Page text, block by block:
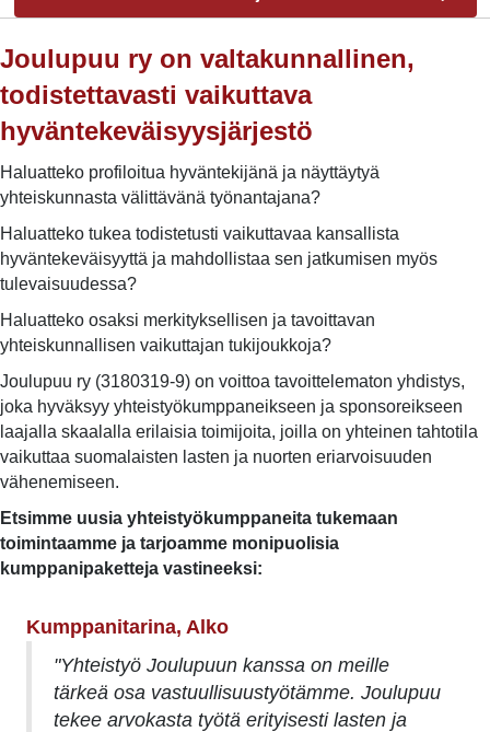
Joulupuu ry on valtakunnallinen,
todistettavasti vaikuttava
hyväntekeväisyysjärjestö
Haluatteko profiloitua hyväntekijänä ja näyttäytyä
yhteiskunnasta välittävänä työnantajana?
Haluatteko tukea todistetusti vaikuttavaa kansallista
hyväntekeväisyyttä ja mahdollistaa sen jatkumisen myös
tulevaisuudessa?
Haluatteko osaksi merkityksellisen ja tavoittavan
yhteiskunnallisen vaikuttajan tukijoukkoja?
Joulupuu ry (3180319-9) on voittoa tavoittelematon yhdistys,
joka hyväksyy yhteistyökumppaneikseen ja sponsoreikseen
laajalla skaalalla erilaisia toimijoita, joilla on yhteinen tahtotila
vaikuttaa suomalaisten lasten ja nuorten eriarvoisuuden
vähenemiseen.
Etsimme uusia yhteistyökumppaneita tukemaan
toimintaamme ja tarjoamme monipuolisia
kumppanipaketteja vastineeksi:
Kumppanitarina, Alko
"Yhteistyö Joulupuun kanssa on meille
tärkeä osa vastuullisuustyötämme. Joulupuu
tekee arvokasta työtä erityisesti lasten ja